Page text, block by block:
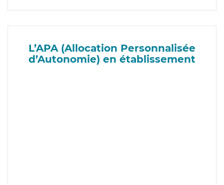
L’APA (Allocation Personnalisée
d’Autonomie) en établissement